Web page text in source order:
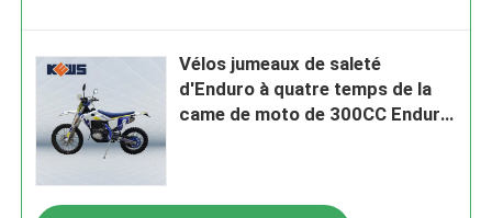
Vélos jumeaux de saleté
d'Enduro à quatre temps de la
came de moto de 300CC Enduro